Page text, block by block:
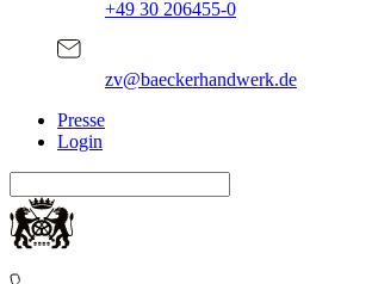
+49 30 206455-0
zv@baeckerhandwerk.de
Presse
Login